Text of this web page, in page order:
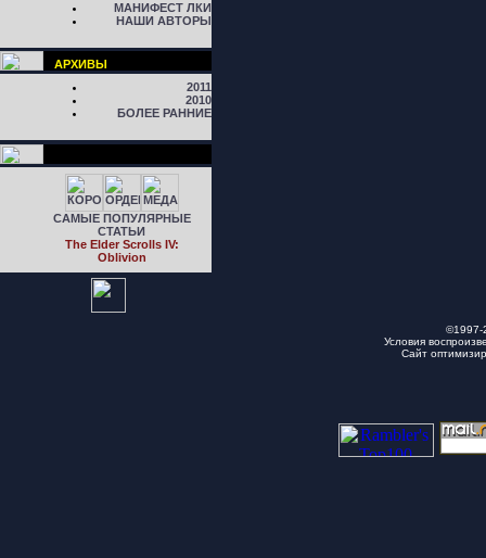
МАНИФЕСТ ЛКИ
НАШИ АВТОРЫ
АРХИВЫ
2011
2010
БОЛЕЕ РАННИЕ
САМЫЕ ПОПУЛЯРНЫЕ
СТАТЬИ
The Elder Scrolls IV:
Oblivion
Условия
Сайт